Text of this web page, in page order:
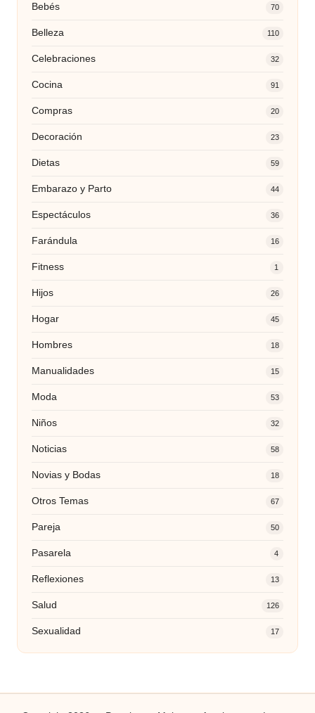
Bebés 70
Belleza 110
Celebraciones 32
Cocina 91
Compras 20
Decoración 23
Dietas 59
Embarazo y Parto 44
Espectáculos 36
Farándula 16
Fitness 1
Hijos 26
Hogar 45
Hombres 18
Manualidades 15
Moda 53
Niños 32
Noticias 58
Novias y Bodas 18
Otros Temas 67
Pareja 50
Pasarela 4
Reflexiones 13
Salud 126
Sexualidad 17